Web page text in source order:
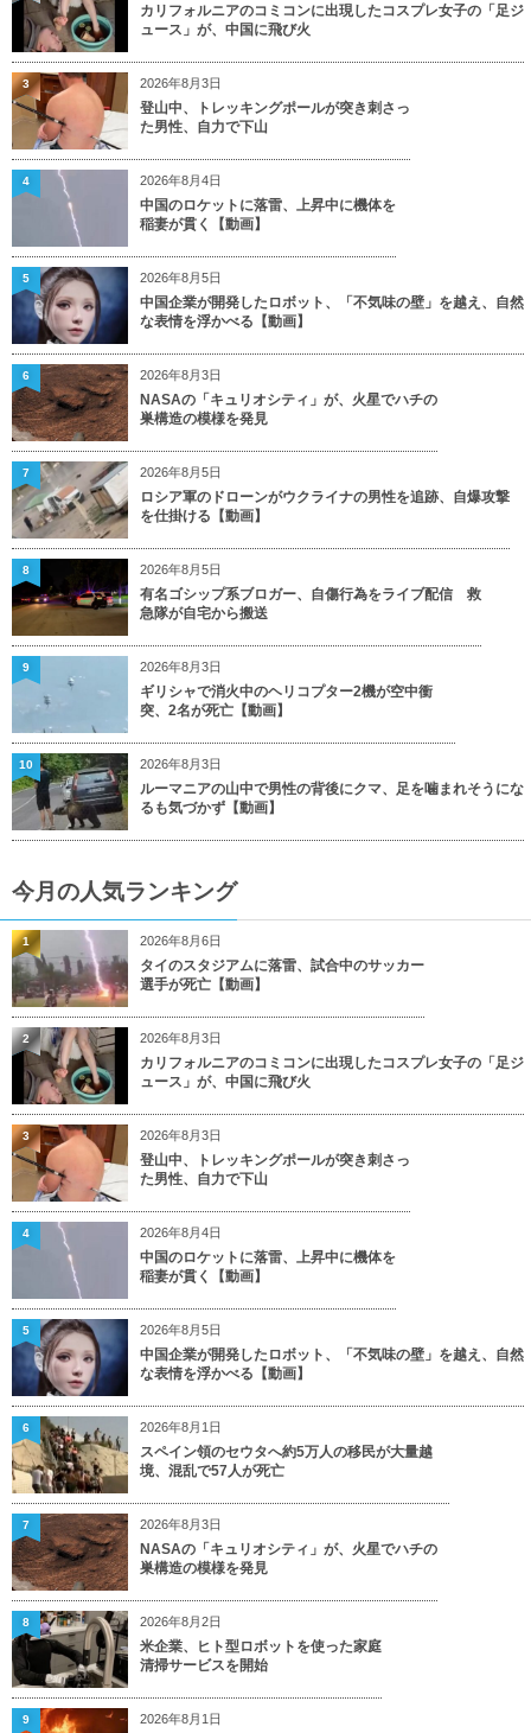
カリフォルニアのコミコンに出現したコスプレ女子の「足ジ
ュース」が、中国に飛び火
2026年8月3日
登山中、トレッキングポールが突き刺さっ
た男性、自力で下山
3
2026年8月4日
中国のロケットに落雷、上昇中に機体を
稲妻が貫く【動画】
4
2026年8月5日
中国企業が開発したロボット、「不気味の壁」を越え、自然
な表情を浮かべる【動画】
5
2026年8月3日
NASAの「キュリオシティ」が、火星でハチの
巣構造の模様を発見
6
2026年8月5日
ロシア軍のドローンがウクライナの男性を追跡、自爆攻撃
を仕掛ける【動画】
7
2026年8月5日
有名ゴシップ系ブロガー、自傷行為をライブ配信 救
急隊が自宅から搬送
8
2026年8月3日
ギリシャで消火中のヘリコプター2機が空中衝
突、2名が死亡【動画】
9
2026年8月3日
ルーマニアの山中で男性の背後にクマ、足を噛まれそうにな
るも気づかず【動画】
10
今月の人気ランキング
2026年8月6日
タイのスタジアムに落雷、試合中のサッカー
選手が死亡【動画】
1
2026年8月3日
カリフォルニアのコミコンに出現したコスプレ女子の「足ジ
ュース」が、中国に飛び火
2
2026年8月3日
登山中、トレッキングポールが突き刺さっ
た男性、自力で下山
3
2026年8月4日
中国のロケットに落雷、上昇中に機体を
稲妻が貫く【動画】
4
2026年8月5日
中国企業が開発したロボット、「不気味の壁」を越え、自然
な表情を浮かべる【動画】
5
2026年8月1日
スペイン領のセウタへ約5万人の移民が大量越
境、混乱で57人が死亡
6
2026年8月3日
NASAの「キュリオシティ」が、火星でハチの
巣構造の模様を発見
7
2026年8月2日
米企業、ヒト型ロボットを使った家庭
清掃サービスを開始
8
2026年8月1日
9